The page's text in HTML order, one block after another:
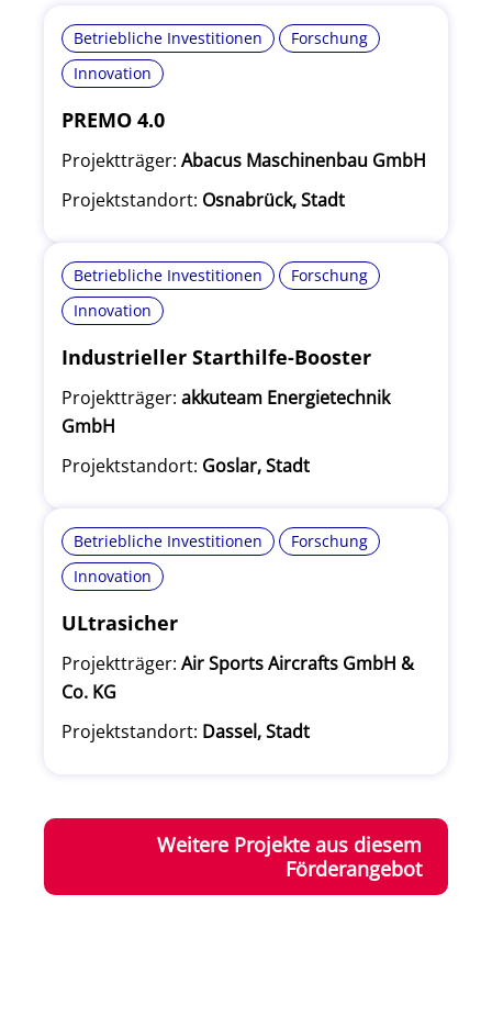
Betriebliche Investitionen
Forschung
Innovation
PREMO 4.0
Projektträger: Abacus Maschinenbau GmbH
Projektstandort: Osnabrück, Stadt
Betriebliche Investitionen
Forschung
Innovation
Industrieller Starthilfe-Booster
Projektträger: akkuteam Energietechnik
GmbH
Projektstandort: Goslar, Stadt
Betriebliche Investitionen
Forschung
Innovation
ULtrasicher
Projektträger: Air Sports Aircrafts GmbH &
Co. KG
Projektstandort: Dassel, Stadt
Weitere Projekte aus diesem
Förderangebot